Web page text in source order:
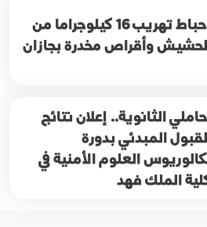
إحباط تهريب 16 كيلوجراما من
وأقراص مخدرة بجازان
الثانوية.. إعلان نتائج
المبدئي بدورة
العلوم الأمنية في
الملك فهد